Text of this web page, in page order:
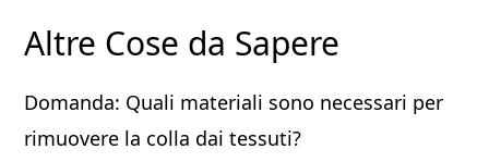
Altre Cose da Sapere
Domanda: Quali materiali sono necessari per
rimuovere la colla dai tessuti?